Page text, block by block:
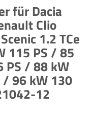
für Dacia
Clio
1.2 TCe
115 PS / 85
PS / 88 kW
/ 96 kW 130
12